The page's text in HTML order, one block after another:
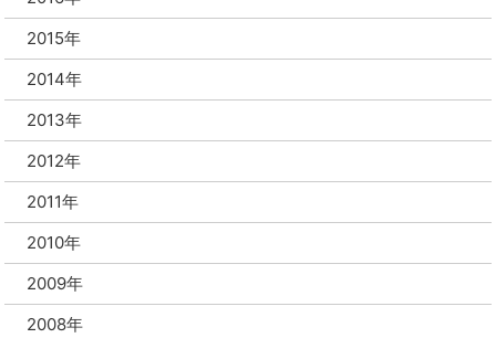
2015年
2014年
2013年
2012年
2011年
2010年
2009年
2008年